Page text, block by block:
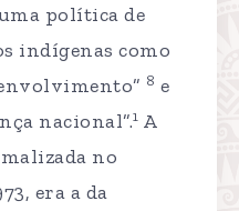
política de
indígenas como
8 e
nacional”.1 A
no
era a da